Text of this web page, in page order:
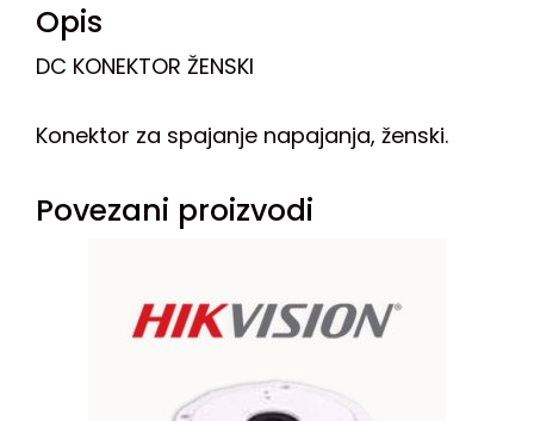
Opis
DC KONEKTOR ŽENSKI
Konektor za spajanje napajanja, ženski.
Povezani proizvodi